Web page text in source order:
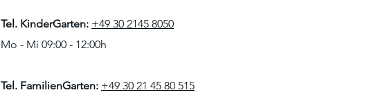
Tel. KinderGarten: +49 30 2145 8050
Mo - Mi 09:00 - 12:00h
Tel. FamilienGarten: +49 30 21 45 80 515